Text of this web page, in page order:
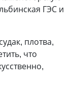
ГЭС и
плотва,
что